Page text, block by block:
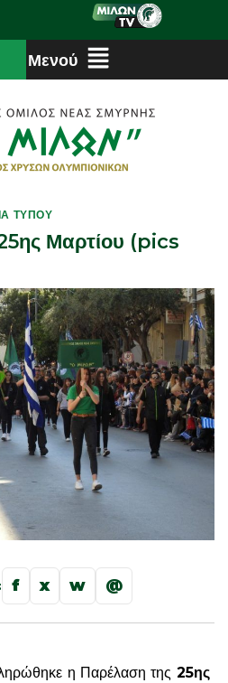
ΤΎΠΟΥ
Μαρτίου (pics
f x w @
η Παρέλαση της 25ης